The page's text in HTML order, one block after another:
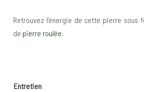
Retrouvez l’énergie de cette pierre sous
de pierre roulée.
Entretien